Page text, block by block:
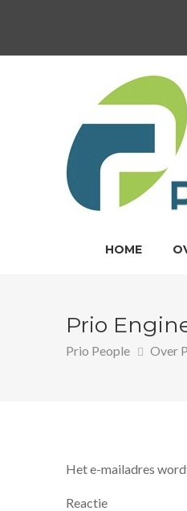
HOME
Prio
Prio People Over
Het e-mailadres
Reactie